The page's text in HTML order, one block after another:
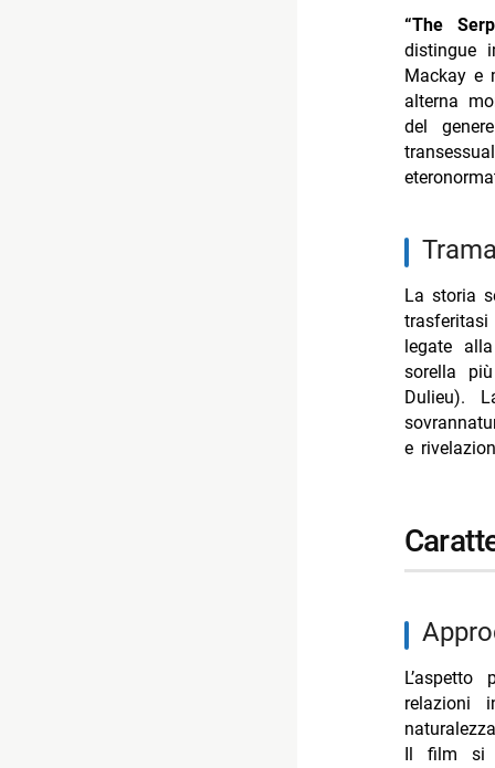
“The
distingue
Mackay e
alterna
del
La storia
legate
sorella
Dulieu).
e
relazioni
Il film si